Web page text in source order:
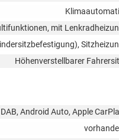
mit
Höhenverstellbarer
Android Auto, Apple